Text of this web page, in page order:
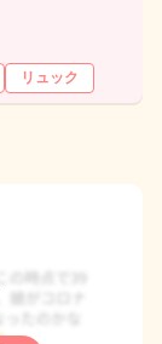
リュック